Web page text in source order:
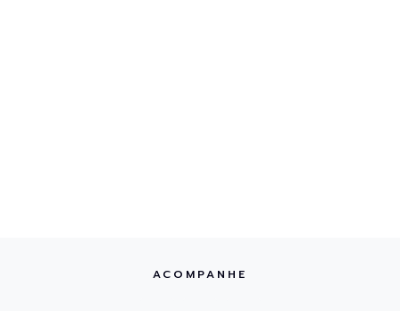
ACOMPANHE